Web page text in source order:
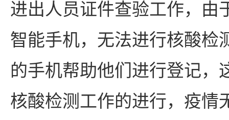
进出人员证件查验工作，由
智能手机，无法进行核酸检
的手机帮助他们进行登记，
核酸检测工作的进行，疫情